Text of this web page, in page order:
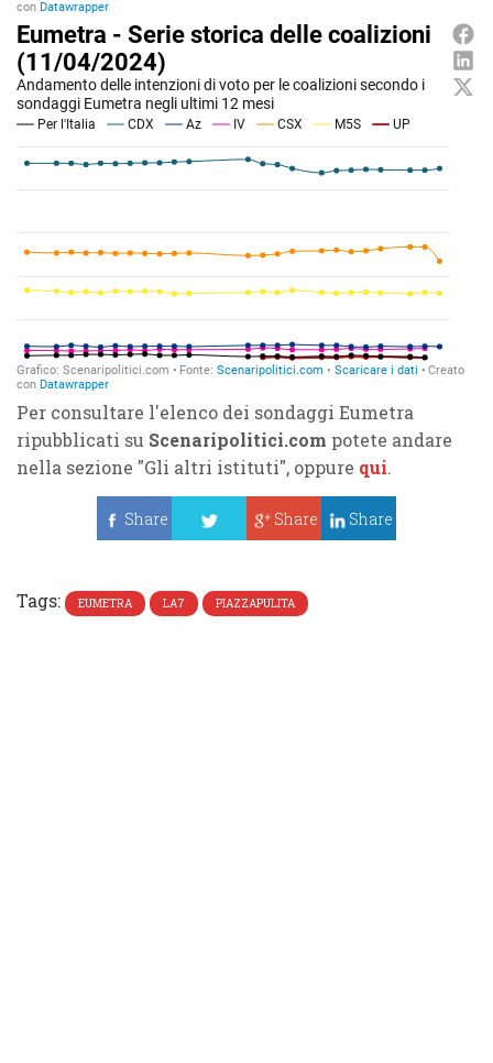
Per consultare l'elenco dei sondaggi Eumetra
ripubblicati su Scenaripolitici.com potete andare
nella sezione "Gli altri istituti", oppure qui.
Share
Share Share
Tags: EUMETRA LA7 PIAZZAPULITA